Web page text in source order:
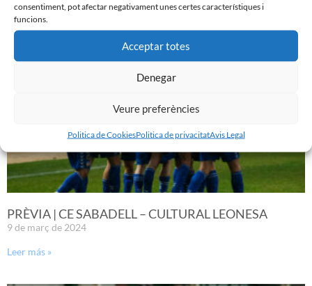
consentiment, pot afectar negativament unes certes característiques i
funcions.
Acceptar totes
Denegar
Veure preferències
Politica de CookiesPolitica de privacitatAvis Legal
Leer más »
PRÈVIA | CE SABADELL – CULTURAL LEONESA
9 de març de 2024
Leer más »